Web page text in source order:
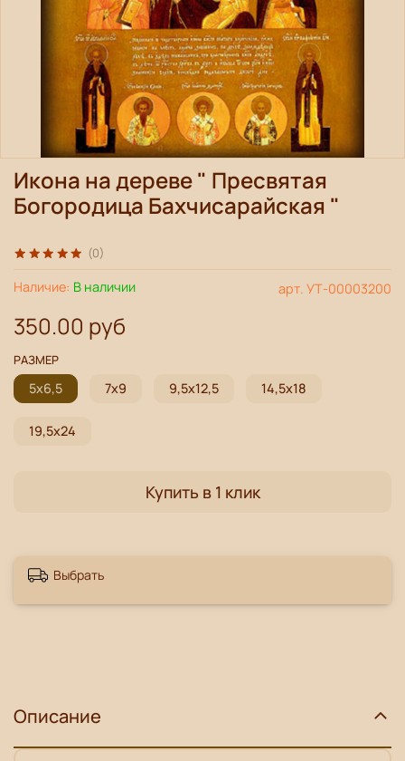
(0)
арт. УТ-00003200
Наличие: В наличии
Икона на дереве " Пресвятая
Богородица Бахчисарайская "
350.00 руб
Купить в 1 клик
РАЗМЕР
5х6,5 7х9 9,5х12,5 14,5х18
19,5х24
Выбрать
Описание